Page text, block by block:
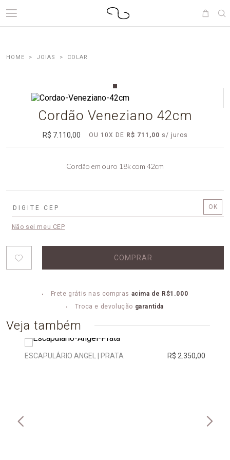
JOIAS COLAR
Cordão Veneziano 42cm
R$ 7.110,00 OU 10X DE R$ 711,00
Cordão em ouro 18k com 42cm
Não sei meu CEP
COMPRAR
Frete grátis nas compras acima de R$1.000
Troca e devolução garantida
Veja também
ESCAPULÁRIO ANGEL | PRATA R$ 2.350,00